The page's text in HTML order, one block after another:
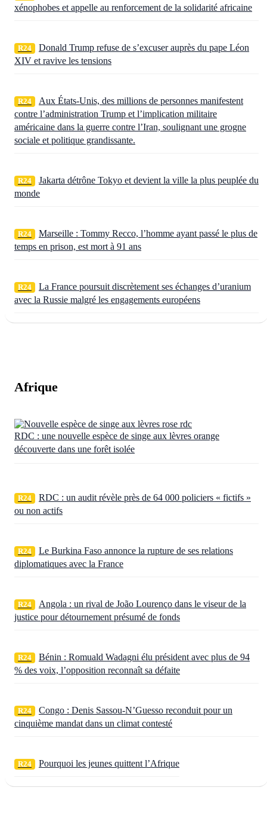
xénophobes et appelle au renforcement de la solidarité africaine
R24
Donald Trump refuse de s’excuser auprès du pape Léon
XIV et ravive les tensions
R24
Aux États‑Unis, des millions de personnes manifestent
contre l’administration Trump et l’implication militaire
américaine dans la guerre contre l’Iran, soulignant une grogne
sociale et politique grandissante.
R24
Jakarta détrône Tokyo et devient la ville la plus peuplée du
monde
R24
Marseille : Tommy Recco, l’homme ayant passé le plus de
temps en prison, est mort à 91 ans
R24
La France poursuit discrètement ses échanges d’uranium
avec la Russie malgré les engagements européens
Afrique
RDC : une nouvelle espèce de singe aux lèvres orange
découverte dans une forêt isolée
R24
RDC : un audit révèle près de 64 000 policiers « fictifs »
ou non actifs
R24
Le Burkina Faso annonce la rupture de ses relations
diplomatiques avec la France
R24
Angola : un rival de João Lourenço dans le viseur de la
justice pour détournement présumé de fonds
R24
Bénin : Romuald Wadagni élu président avec plus de 94
% des voix, l’opposition reconnaît sa défaite
R24
Congo : Denis Sassou‑N’Guesso reconduit pour un
cinquième mandat dans un climat contesté
R24 Pourquoi les jeunes quittent l’Afrique